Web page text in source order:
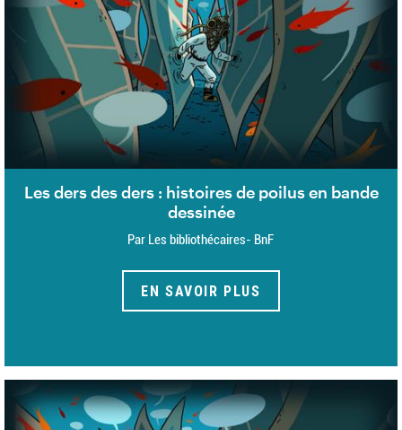
Les ders des ders : histoires de poilus en bande
dessinée
Par Les bibliothécaires- BnF
EN SAVOIR PLUS